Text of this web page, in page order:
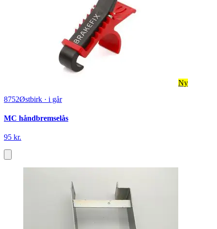
Ny
8752Østbirk · i går
MC håndbremselås
95 kr.